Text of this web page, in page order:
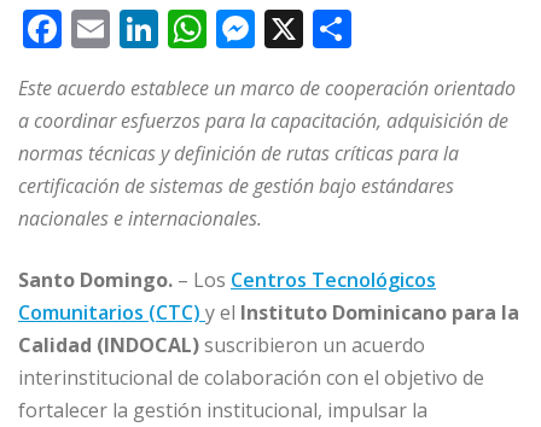
F
c
e
b
o
o
k
E
m
ai
l
Li
n
k
e
dI
n
W
at
s
A
p
M
ss
e
n
g
e
r
X
m
p
ar
Este acuerdo establece un marco de cooperación orientado
a coordinar esfuerzos para la capacitación, adquisición de
normas técnicas y definición de rutas críticas para la
certificación de sistemas de gestión bajo estándares
nacionales e internacionales.
Santo Domingo. – Los Centros Tecnológicos
Comunitarios (CTC) y el Instituto Dominicano para la
Calidad (INDOCAL)suscribieron un acuerdo
interinstitucional de colaboración con el objetivo de
fortalecer la gestión institucional, impulsar la